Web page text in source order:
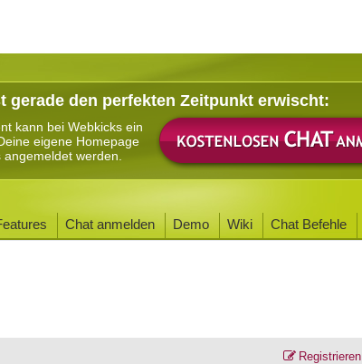
gerade den perfekten Zeitpunkt erwischt:
kann bei Webkicks ein
eigene Homepage
angemeldet werden.
Chat anmelden Demo Wiki Chat Befehle
Registrieren